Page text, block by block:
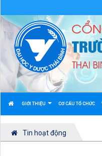
GIỚI THIỆU CƠ CẤU TỔ CHỨC
Tin hoạt động